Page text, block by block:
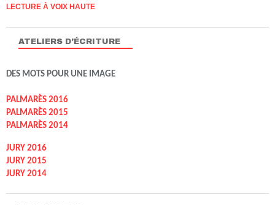
LECTURE À VOIX HAUTE
ATELIERS D'ÉCRITURE
DES MOTS POUR UNE IMAGE
PALMARÈS 2016
PALMARÈS 2015
PALMARÈS 2014
JURY 2016
JURY 2015
JURY 2014